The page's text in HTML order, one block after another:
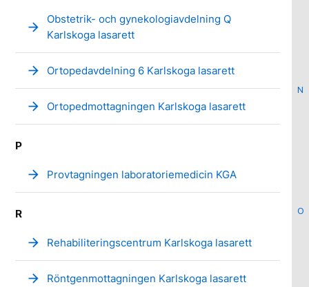
N
O
arrow_forward
Obstetrik- och gynekologiavdelning Q
Karlskoga lasarett
arrow_forward Ortopedavdelning 6 Karlskoga lasarett
arrow_forward Ortopedmottagningen Karlskoga lasarett
P
arrow_forward Provtagningen laboratoriemedicin KGA
R
arrow_forward Rehabiliteringscentrum Karlskoga lasarett
arrow_forward Röntgenmottagningen Karlskoga lasarett